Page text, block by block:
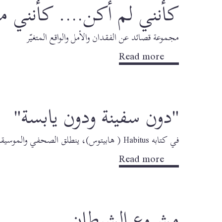
كأنني لم أكن…. كأنني
مجموعة قصائد عن الفقدان والأمل والواقع المتغيّر
Read more
"دون سفينة ودون يابسة"
في كتابه Habitus ( هابيتوس)، ينطلق الصحفي والموسيقي السويسري وسيم حسين ببراعة الى آفاق الكتابة الادبية الرفيعة- ويتناول موضوعًا قديمًا قدم الإنسانية نفسها
Read more